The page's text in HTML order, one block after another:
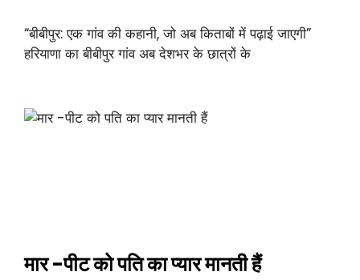
“बीबीपुर: एक गांव की कहानी, जो अब किताबों में पढ़ाई जाएगी”
हरियाणा का बीबीपुर गांव अब देशभर के छात्रों के
मार -पीट को पति का प्यार मानती हैं